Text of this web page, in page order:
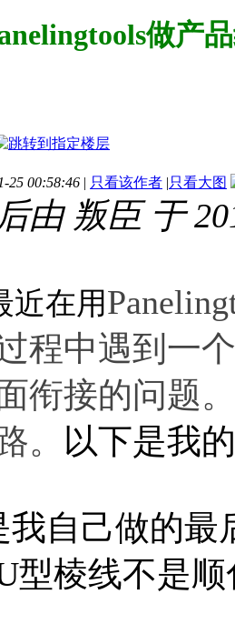
做产
25 00:58:46 | 只看该作者 |只看大图
由 叛臣 于
近在用
程中遇到一
衔接的问题
。 以下是我
我自己做的
型棱线不是